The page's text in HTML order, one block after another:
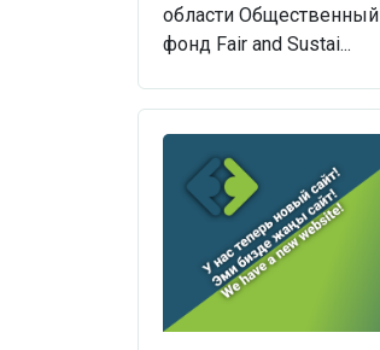
области Общественный
фонд Fair and Sustai...